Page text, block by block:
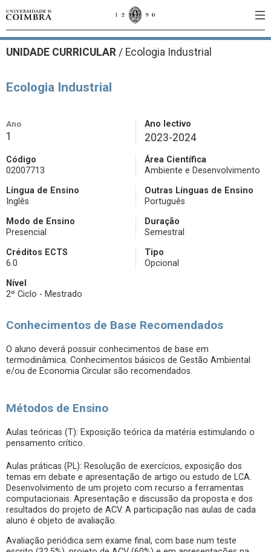
UNIDADE CURRICULAR / Ecologia Industrial
Ecologia Industrial
Ano
1
Ano lectivo
2023-2024
Código
02007713
Área Científica
Ambiente e Desenvolvimento
Língua de Ensino
Inglês
Outras Línguas de Ensino
Português
Modo de Ensino
Presencial
Duração
Semestral
Créditos ECTS
6.0
Tipo
Opcional
Nível
2º Ciclo - Mestrado
Conhecimentos de Base Recomendados
O aluno deverá possuir conhecimentos de base em
termodinâmica. Conhecimentos básicos de Gestão Ambiental
e/ou de Economia Circular são recomendados.
Métodos de Ensino
Aulas teóricas (T): Exposição teórica da matéria estimulando o
pensamento crítico.
Aulas práticas (PL): Resolução de exercícios, exposição dos
temas em debate e apresentação de artigo ou estudo de LCA.
Desenvolvimento de um projeto com recurso a ferramentas
computacionais. Apresentação e discussão da proposta e dos
resultados do projeto de ACV. A participação nas aulas de cada
aluno é objeto de avaliação.
Avaliação periódica sem exame final, com base num teste